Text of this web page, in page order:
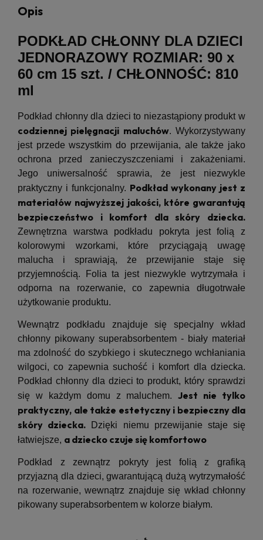
Opis
PODKŁAD CHŁONNY DLA DZIECI
JEDNORAZOWY ROZMIAR: 90 x
60 cm 15 szt. / CHŁONNOŚĆ: 810
ml
Podkład chłonny dla dzieci to niezastąpiony produkt w
codziennej pielęgnacji maluchów. Wykorzystywany
jest przede wszystkim do przewijania, ale także jako
ochrona przed zanieczyszczeniami i zakażeniami.
Jego uniwersalność sprawia, że jest niezwykle
praktyczny i funkcjonalny. Podkład wykonany jest z
materiałów najwyższej jakości, które gwarantują
bezpieczeństwo i komfort dla skóry dziecka.
Zewnętrzna warstwa podkładu pokryta jest folią z
kolorowymi wzorkami, które przyciągają uwagę
malucha i sprawiają, że przewijanie staje się
przyjemnością. Folia ta jest niezwykle wytrzymała i
odporna na rozerwanie, co zapewnia długotrwałe
użytkowanie produktu.
Wewnątrz podkładu znajduje się specjalny wkład
chłonny pikowany superabsorbentem - biały materiał
ma zdolność do szybkiego i skutecznego wchłaniania
wilgoci, co zapewnia suchość i komfort dla dziecka.
Podkład chłonny dla dzieci to produkt, który sprawdzi
się w każdym domu z maluchem.Jest nie tylko
praktyczny, ale także estetyczny i bezpieczny dla
skóry dziecka. Dzięki niemu przewijanie staje się
łatwiejsze, a dziecko czuje się komfortowo
Podkład z zewnątrz pokryty jest folią z grafiką
przyjazną dla dzieci, gwarantującą dużą wytrzymałość
na rozerwanie, wewnątrz znajduje się wkład chłonny
pikowany superabsorbentem w kolorze białym.